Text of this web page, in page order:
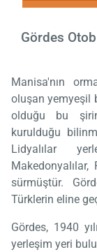
Gördes
Manisa'nın
oluşan yemyeşil
olduğu bu
kurulduğu
Lidyalılar
sürmüştür.
Türklerin eline
Gördes, 1940
yerleşim yeri